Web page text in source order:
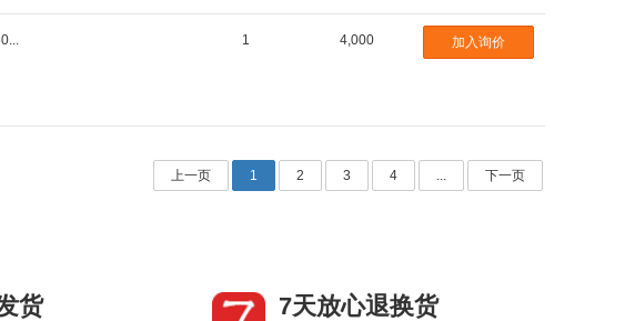
1 4,000 加入询价
上一页 1 2 3 4 ... 下一页
货 7天放心退换货